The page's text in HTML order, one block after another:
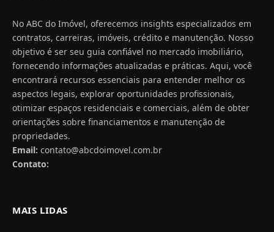
No ABC do Imóvel, oferecemos insights especializados em
contratos, carreiras, imóveis, crédito e manutenção. Nosso
objetivo é ser seu guia confiável no mercado imobiliário,
fornecendo informações atualizadas e práticas. Aqui, você
encontrará recursos essenciais para entender melhor os
aspectos legais, explorar oportunidades profissionais,
otimizar espaços residenciais e comerciais, além de obter
orientações sobre financiamentos e manutenção de
propriedades.
Email: contato@abcdoimovel.com.br
Contato:
MAIS LIDAS